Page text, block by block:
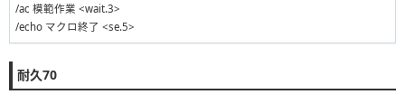
/ac 模範作業 <wait.3>
/echo マクロ終了 <se.5>
耐久70